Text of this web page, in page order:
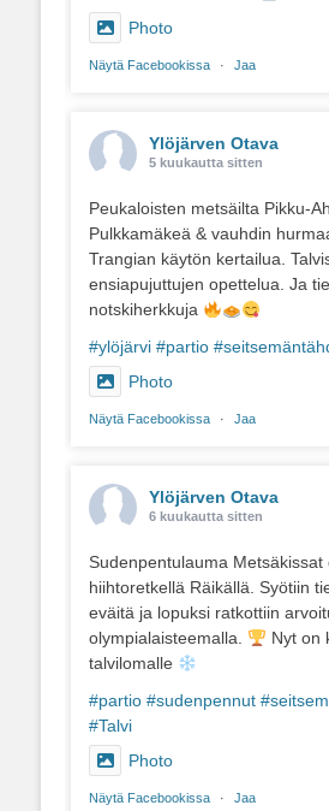
Photo
Näytä Facebookissa · Jaa
Ylöjärven Otava
5 kuukautta sitten
Peukaloisten metsäilta Pikku-
Pulkkamäkeä & vauhdin
Trangian käytön kertailua.
ensiapujuttujen opettelua. Ja
notskiherkkuja
#ylöjärvi #partio
Photo
Näytä Facebookissa · Jaa
Ylöjärven Otava
6 kuukautta sitten
Sudenpentulauma Metsäkissat
hiihtoretkellä Räikällä. Syötiin
eväitä ja lopuksi ratkottiin
olympialaisteemalla.
Nyt on
talvilomalle
#partio #sudenpennut
#Talvi
Photo
Näytä Facebookissa · Jaa